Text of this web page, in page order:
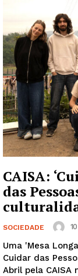
CAISA:
das
SOCIEDADE
Uma 'Mesa
Cuidar das
Abril pela CAISA